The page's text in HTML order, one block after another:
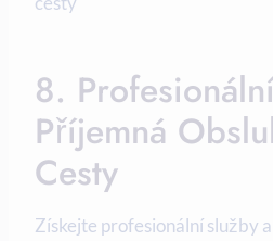
8.
Příjemná
Cesty
Získejte profesionální služby